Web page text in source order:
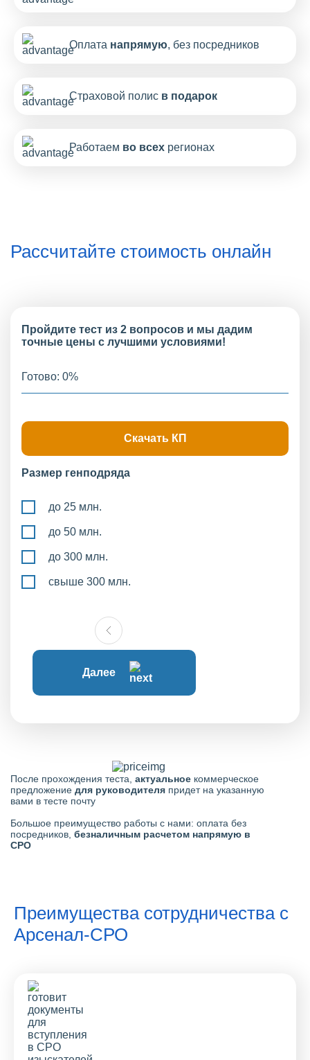
Оплата напрямую, без посредников
Страховой полис в подарок
Работаем во всех регионах
Рассчитайте стоимость онлайн
Пройдите тест из 2 вопросов и мы дадим
точные цены с лучшими условиями!
Скачать КП
Готово: 0%
Размер генподряда
до 25 млн.
до 50 млн.
до 300 млн.
свыше 300 млн.
Далее
После прохождения теста, актуальное коммерческое
предложение для руководителя придет на указанную
вами в тесте почту
Большое преимущество работы с нами: оплата без
посредников, безналичным расчетом напрямую в
СРО
Преимущества сотрудничества с
Арсенал-СРО